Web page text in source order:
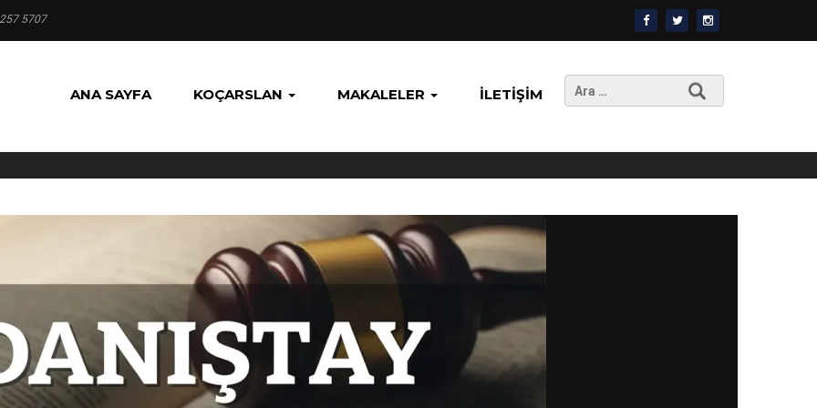
5707
ANA SAYFA KOÇARSLAN MAKALELER İLETIŞIM
Arama: